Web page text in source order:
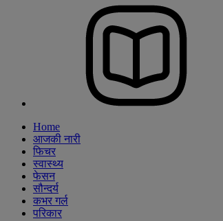
Home
आजकी नारी
फिचर
स्वास्थ्य
फेसन
सौन्दर्य
कभर गर्ल
परिकार